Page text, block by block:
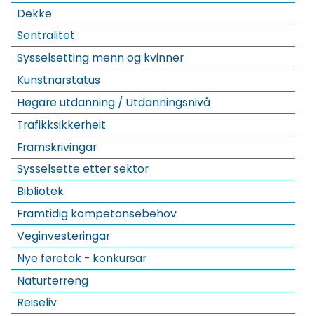
Dekke
Sentralitet
Sysselsetting menn og kvinner
Kunstnarstatus
Høgare utdanning / Utdanningsnivå
Trafikksikkerheit
Framskrivingar
Sysselsette etter sektor
Bibliotek
Framtidig kompetansebehov
Veginvesteringar
Nye føretak - konkursar
Naturterreng
Reiseliv